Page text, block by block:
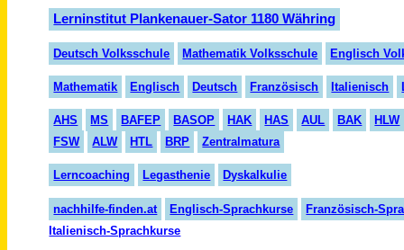
Lerninstitut Plankenauer-Sator 1180 Währing
Deutsch Volksschule Mathematik Volksschule Englisch
Mathematik Englisch Deutsch Französisch Italienisch
AHS MS BAFEP BASOP HAK HAS AUL BAK
HLW
FSW
ALW HTL BRP Zentralmatura
Lerncoaching Legasthenie Dyskalkulie
nachhilfe-finden.at Englisch-Sprachkurse
Französisch-
Italienisch-Sprachkurse